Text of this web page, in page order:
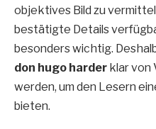
objektives Bild zu
bestätigte Details
besonders wichtig.
don hugo harder klar
werden, um den Lesern
bieten.